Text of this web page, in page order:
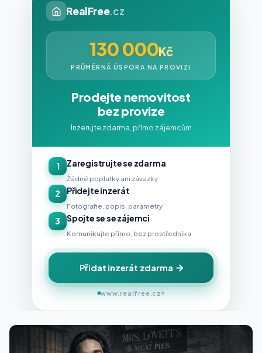
RealFree.cz
130 000Kč
PRŮMĚRNÁ ÚSPORA NA PROVIZI
Prodejte nemovitost
bez provize
Inzerujte zdarma, přímo zájemcům
1 Zaregistrujte se zdarma
Žádné poplatky ani závazky
2 Přidejte inzerát
Fotografie, popis, parametry
3 Spojte se se zájemci
Komunikujte přímo, bez prostředníka
Přidat inzerát zdarma
www.realfree.cz